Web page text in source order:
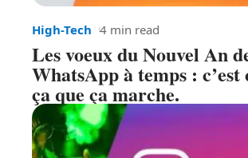
High-Tech 4 min read
Les voeux du Nouvel An
WhatsApp à temps : c’est
ça que ça marche.